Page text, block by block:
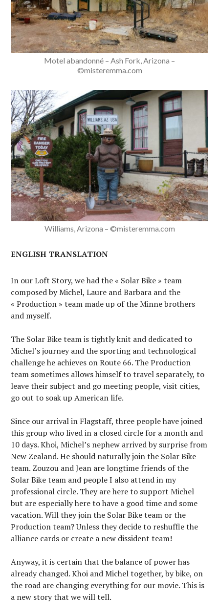
Motel abandonné – Ash Fork, Arizona –
©misteremma.com
Williams, Arizona – ©misteremma.com
ENGLISH TRANSLATION
In our Loft Story, we had the « Solar Bike » team
composed by Michel, Laure and Barbara and the
« Production » team made up of the Minne brothers
and myself.
The Solar Bike team is tightly knit and dedicated to
Michel’s journey and the sporting and technological
challenge he achieves on Route 66. The Production
team sometimes allows himself to travel separately, to
leave their subject and go meeting people, visit cities,
go out to soak up American life.
Since our arrival in Flagstaff, three people have joined
this group who lived in a closed circle for a month and
10 days. Khoi, Michel’s nephew arrived by surprise from
New Zealand. He should naturally join the Solar Bike
team. Zouzou and Jean are longtime friends of the
Solar Bike team and people I also attend in my
professional circle. They are here to support Michel
but are especially here to have a good time and some
vacation. Will they join the Solar Bike team or the
Production team? Unless they decide to reshuffle the
alliance cards or create a new dissident team!
Anyway, it is certain that the balance of power has
already changed. Khoi and Michel together, by bike, on
the road are changing everything for our movie. This is
a new story that we will tell.